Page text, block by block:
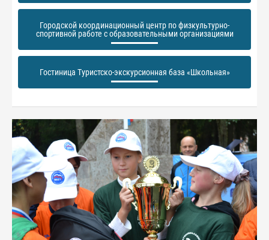
Городской координационный центр по физкультурно-
спортивной работе с образовательными организациями
Гостиница Туристско-экскурсионная база «Школьная»